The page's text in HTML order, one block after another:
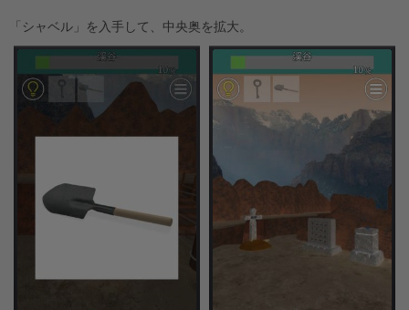
「シャベル」を入手して、中央奥を拡大。